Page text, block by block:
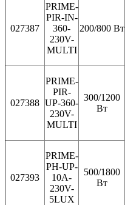
027387
PRIME-
PIR-IN-
360-
230V-
MULTI
200/800 Вт
027388
PRIME-
PIR-
UP-360-
230V-
MULTI
300/1200
Вт
027393
PRIME-
PH-UP-
10A-
230V-
5LUX
500/1800
Вт